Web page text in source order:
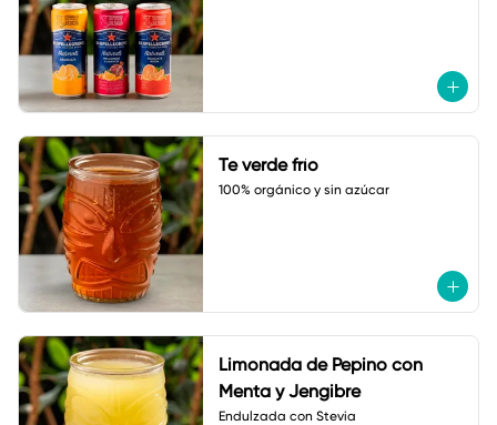
Te verde frío
100% orgánico y sin azúcar
Limonada de Pepino con
Menta y Jengibre
Endulzada con Stevia